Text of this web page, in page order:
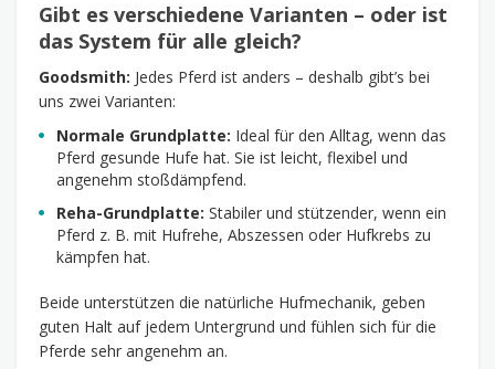
Gibt es verschiedene Varianten – oder ist
das System für alle gleich?
Goodsmith: Jedes Pferd ist anders – deshalb gibt’s bei
uns zwei Varianten:
Normale Grundplatte: Ideal für den Alltag, wenn das
Pferd gesunde Hufe hat. Sie ist leicht, flexibel und
angenehm stoßdämpfend.
Reha-Grundplatte: Stabiler und stützender, wenn ein
Pferd z. B. mit Hufrehe, Abszessen oder Hufkrebs zu
kämpfen hat.
Beide unterstützen die natürliche Hufmechanik, geben
guten Halt auf jedem Untergrund und fühlen sich für die
Pferde sehr angenehm an.